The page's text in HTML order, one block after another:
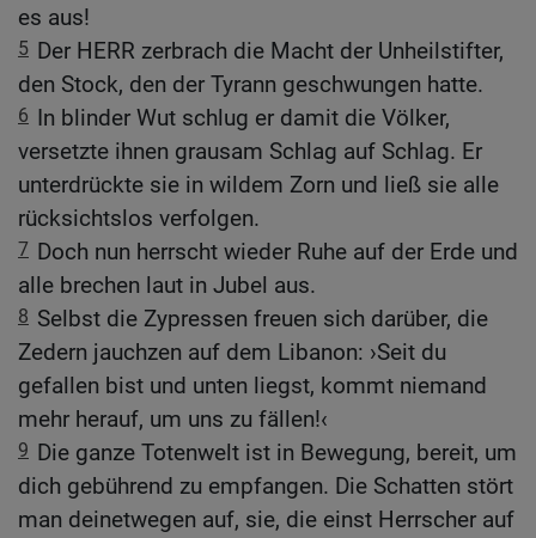
es aus!
5 Der HERR zerbrach die Macht der Unheilstifter,
den Stock, den der Tyrann geschwungen hatte.
6 In blinder Wut schlug er damit die Völker,
versetzte ihnen grausam Schlag auf Schlag. Er
unterdrückte sie in wildem Zorn und ließ sie alle
rücksichtslos verfolgen.
7 Doch nun herrscht wieder Ruhe auf der Erde und
alle brechen laut in Jubel aus.
8 Selbst die Zypressen freuen sich darüber, die
Zedern jauchzen auf dem Libanon: ›Seit du
gefallen bist und unten liegst, kommt niemand
mehr herauf, um uns zu fällen!‹
9 Die ganze Totenwelt ist in Bewegung, bereit, um
dich gebührend zu empfangen. Die Schatten stört
man deinetwegen auf, sie, die einst Herrscher auf